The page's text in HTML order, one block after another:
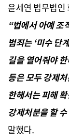
윤세연 법무법인
“법에서 아예 조
범죄는 ‘미수 단
길을 열어줘야
등은 모두 강제
한해서는 피해
강제처분을 할
말했다.